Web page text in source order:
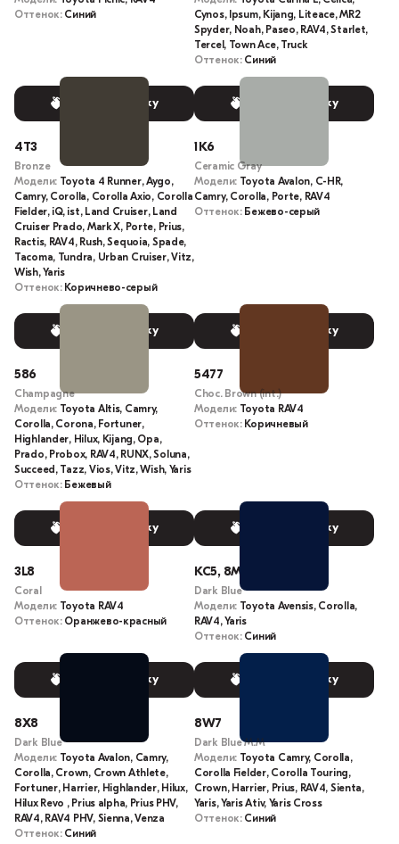
Оттенок: Синий
Выбрать краску
Cynos, Ipsum, Kijang, Liteace, MR2
Spyder, Noah, Paseo, RAV4, Starlet,
Tercel, Town Ace, Truck
Оттенок: Синий
Выбрать краску
4T3
Bronze
Модели: Toyota 4 Runner, Aygo,
Camry, Corolla, Corolla Axio, Corolla
Fielder, iQ, ist, Land Cruiser, Land
Cruiser Prado, Mark X, Porte, Prius,
Ractis, RAV4, Rush, Sequoia, Spade,
Tacoma, Tundra, Urban Cruiser, Vitz,
Wish, Yaris
Оттенок: Коричнево-серый
Выбрать краску
1K6
Ceramic Gray
Модели: Toyota Avalon, C-HR,
Camry, Corolla, Porte, RAV4
Оттенок: Бежево-серый
Выбрать краску
586
Champagne
Модели: Toyota Altis, Camry,
Corolla, Corona, Fortuner,
Highlander, Hilux, Kijang, Opa,
Prado, Probox, RAV4, RUNX, Soluna,
Succeed, Tazz, Vios, Vitz, Wish, Yaris
Оттенок: Бежевый
Выбрать краску
5477
Choc. Brown (int.)
Модели: Toyota RAV4
Оттенок: Коричневый
Выбрать краску
3L8
Coral
Модели: Toyota RAV4
Оттенок: Оранжево-красный
Выбрать краску
KC5, 8M4
Dark Blue
Модели: Toyota Avensis, Corolla,
RAV4, Yaris
Оттенок: Синий
Выбрать краску
8X8
Dark Blue
Модели: Toyota Avalon, Camry,
Corolla, Crown, Crown Athlete,
Fortuner, Harrier, Highlander, Hilux,
Hilux Revo , Prius alpha, Prius PHV,
RAV4, RAV4 PHV, Sienna, Venza
Оттенок: Синий
8W7
Dark Blue M.M
Модели: Toyota Camry, Corolla,
Corolla Fielder, Corolla Touring,
Crown, Harrier, Prius, RAV4, Sienta,
Yaris, Yaris Ativ, Yaris Cross
Оттенок: Синий